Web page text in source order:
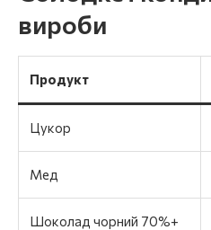
вироби
Продукт
Цукор
Мед
Шоколад чорний 70%+